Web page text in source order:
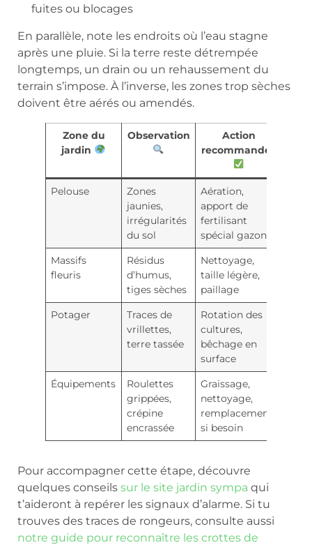
fuites ou blocages
En parallèle, note les endroits où l’eau stagne
après une pluie. Si la terre reste détrempée
longtemps, un drain ou un rehaussement du
terrain s’impose. À l’inverse, les zones trop sèches
doivent être aérés ou amendés.
Zone du
jardin
Observation
Action
recommandée
Pelouse
Zones
jaunies,
irrégularités
du sol
Aération,
apport de
fertilisant
spécial gazon
Massifs
fleuris
Résidus
d’humus,
tiges sèches
Nettoyage,
taille légère,
paillage
Potager
Traces de
vrillettes,
terre tassée
Rotation des
cultures,
bêchage en
surface
Équipements
Roulettes
grippées,
crépine
encrassée
Graissage,
nettoyage,
remplacement
si besoin
Pour accompagner cette étape, découvre
quelques conseils sur le site jardin sympa qui
t’aideront à repérer les signaux d’alarme. Si tu
trouves des traces de rongeurs, consulte aussi
notre guide pour reconnaître les crottes de